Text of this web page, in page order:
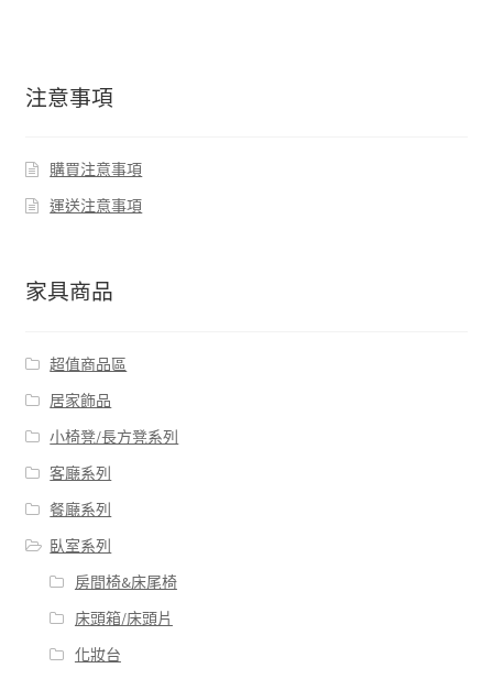
注意事項
購買注意事項
運送注意事項
家具商品
超值商品區
居家飾品
小椅凳/長方凳系列
客廰系列
餐廰系列
臥室系列
房間椅&床尾椅
床頭箱/床頭片
化妝台